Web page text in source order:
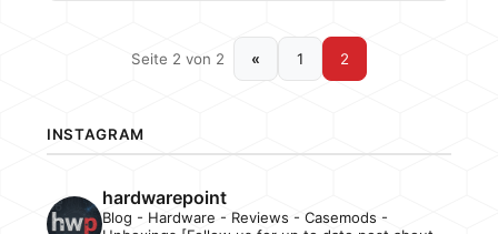
Seite 2 von 2 « 1 2
INSTAGRAM
hardwarepoint
Blog - Hardware - Reviews - Casemods -